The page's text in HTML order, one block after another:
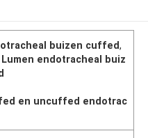
buizen cuffed,
endotracheal buiz
en uncuffed endotrac